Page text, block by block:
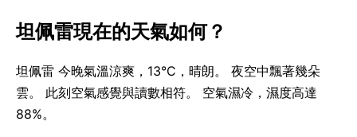
坦佩雷現在的天氣如何？
坦佩雷 今晚氣溫涼爽，13°C，晴朗。 夜空中飄著幾朵
雲。 此刻空氣感覺與讀數相符。 空氣濕冷，濕度高達
88%。